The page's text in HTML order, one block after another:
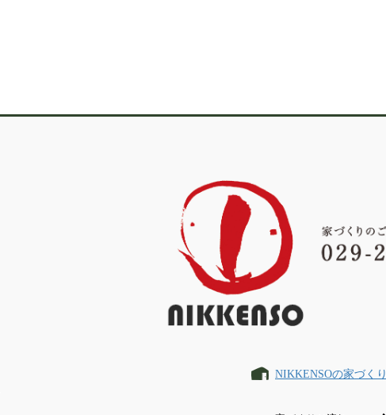
NIKKENSOの家づくり